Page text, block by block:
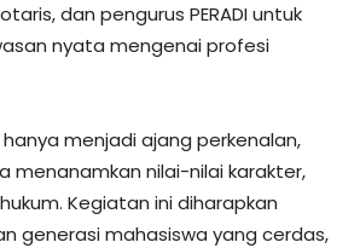
dan pengurus PERADI untuk
nyata mengenai profesi
hanya menjadi ajang perkenalan,
menanamkan nilai-nilai karakter,
Kegiatan ini diharapkan
generasi mahasiswa yang cerdas,